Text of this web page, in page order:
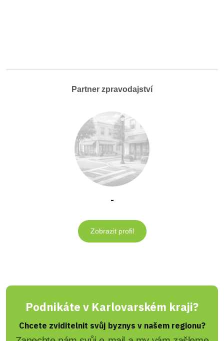
Partner zpravodajství
-
Zobrazit profil
Podnikáte v Karlovarském kraji?
Chcete zviditelnit svůj byznys v našem regionu?